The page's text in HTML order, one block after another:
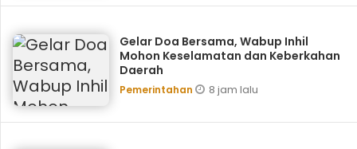
Gelar Doa Bersama, Wabup Inhil
Mohon Keselamatan dan Keberkahan
Daerah
Pemerintahan 8 jam lalu